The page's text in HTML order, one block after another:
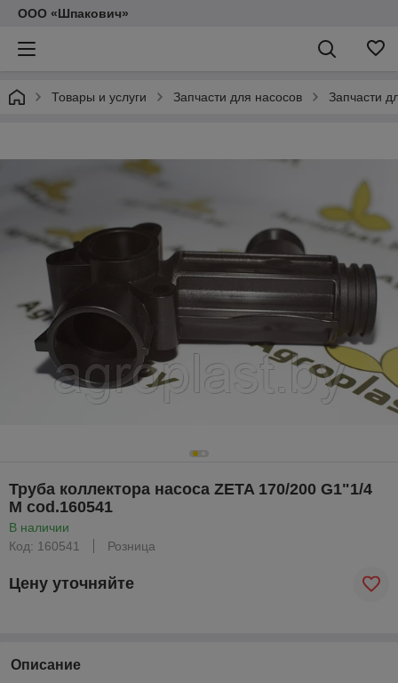
ООО «Шпакович»
Товары и услуги Запчасти для насосов Запчасти
Труба коллектора насоса ZETA 170/200 G1"1/4
M cod.160541
В наличии
Код: 160541
Розница
Цену уточняйте
Описание